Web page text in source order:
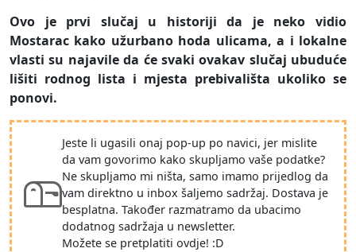
Ovo je prvi slučaj u historiji da je neko vidio
Mostarac kako užurbano hoda ulicama, a i lokalne
vlasti su najavile da će svaki ovakav slučaj ubuduće
lišiti rodnog lista i mjesta prebivališta ukoliko se
ponovi.
Jeste li ugasili onaj pop-up po navici, jer mislite
da vam govorimo kako skupljamo vaše podatke?
Ne skupljamo mi ništa, samo imamo prijedlog da
vam direktno u inbox šaljemo sadržaj. Dostava je
besplatna. Također razmatramo da ubacimo
dodatnog sadržaja u newsletter.
Možete se pretplatiti ovdje! :D